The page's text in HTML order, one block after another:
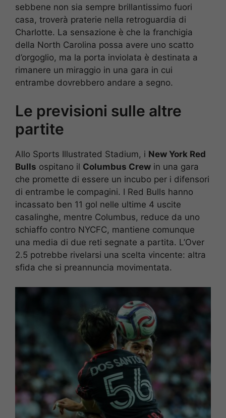
sebbene non sia sempre brillantissimo fuori
casa, troverà praterie nella retroguardia di
Charlotte. La sensazione è che la franchigia
della North Carolina possa avere uno scatto
d’orgoglio, ma la porta inviolata è destinata a
rimanere un miraggio in una gara in cui
entrambe dovrebbero andare a segno.
Le previsioni sulle altre
partite
Allo Sports Illustrated Stadium, i New York Red
Bulls ospitano il Columbus Crew in una gara
che promette di essere un incubo per i difensori
di entrambe le compagini. I Red Bulls hanno
incassato ben 11 gol nelle ultime 4 uscite
casalinghe, mentre Columbus, reduce da uno
schiaffo contro NYCFC, mantiene comunque
una media di due reti segnate a partita. L’Over
2.5 potrebbe rivelarsi una scelta vincente: altra
sfida che si preannuncia movimentata.